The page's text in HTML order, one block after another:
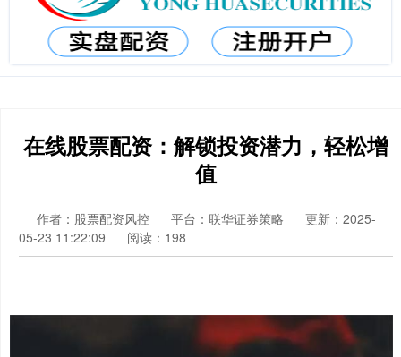
在线股票配资：解锁投资潜力，轻松增
值
作者：股票配资风控 平台：联华证券策略
更新：2025-
05-23 11:22:09
阅读：198